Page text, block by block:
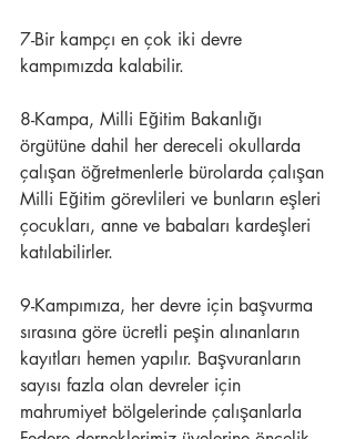
7-Bir kampçı en çok iki devre
kampımızda kalabilir.
8-Kampa, Milli Eğitim Bakanlığı
örgütüne dahil her dereceli okullarda
çalışan öğretmenlerle bürolarda çalışan
Milli Eğitim görevlileri ve bunların eşleri
çocukları, anne ve babaları kardeşleri
katılabilirler.
9-Kampımıza, her devre için başvurma
sırasına göre ücretli peşin alınanların
kayıtları hemen yapılır. Başvuranların
sayısı fazla olan devreler için
mahrumiyet bölgelerinde çalışanlarla